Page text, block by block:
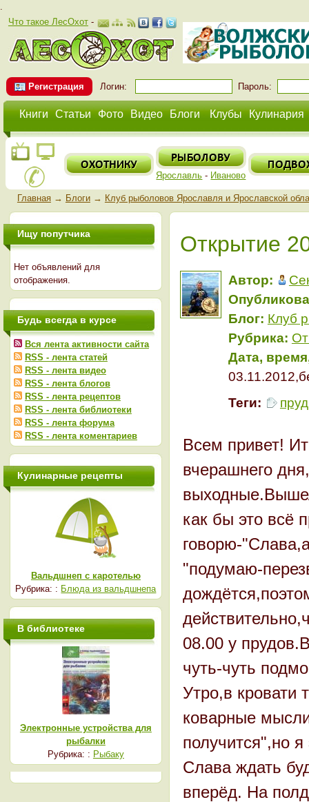
.
Что такое ЛесОхот-
Регистрация Логин: Пароль:
Книги Статьи Фото Видео Блоги Клубы Кулинария
Ярославль - Иваново
Главная→ Блоги→ Клуб рыболовов Ярославля и Ярославской
Открытие
Автор:
Блог: Клуб
Рубрика:
Дата,
Теги:
Всем привет!
вчерашнего
как бы это всё
говорю-
"подумаю-
08.00 у
чуть-чуть
Утро,в кровати
коварные
получится",но
Слава ждать
вперёд. На
Ищу попутчика
Нет объявлений для
отображения.
Будь всегда в курсе
Вся лента активности сайта
RSS - лента статей
RSS - лента видео
RSS - лента блогов
RSS - лента рецептов
RSS - лента библиотеки
RSS - лента форума
RSS - лента коментариев
Кулинарные рецепты
Вальдшнеп с каротелью
Рубрика: : Блюда из вальдшнепа
В библиотеке
Электронные устройства для
рыбалки
Рубрика: : Рыбаку